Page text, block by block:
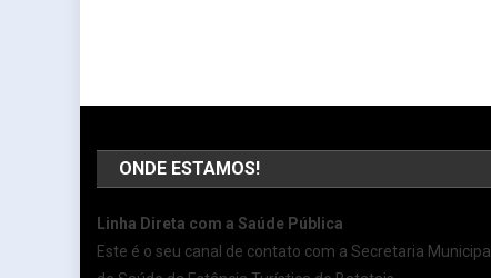
ONDE ESTAMOS!
Linha Direta com a Saúde Pública
Este é o seu canal de contato com a Secretaria Municipal